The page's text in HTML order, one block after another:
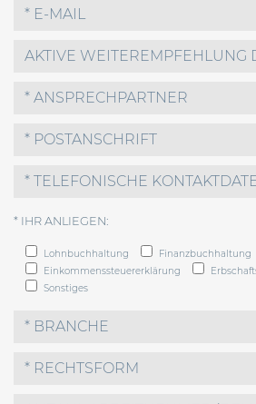
* IHR ANLIEGEN:
Lohnbuchhaltung Finanzbuchhaltung
Einkommenssteuererklärung
Sonstiges